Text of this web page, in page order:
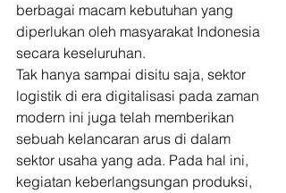
berbagai macam kebutuhan yang
diperlukan oleh masyarakat Indonesia
secara keseluruhan.
Tak hanya sampai disitu saja, sektor
logistik di era digitalisasi pada zaman
modern ini juga telah memberikan
sebuah kelancaran arus di dalam
sektor usaha yang ada. Pada hal ini,
kegiatan keberlangsungan produksi,